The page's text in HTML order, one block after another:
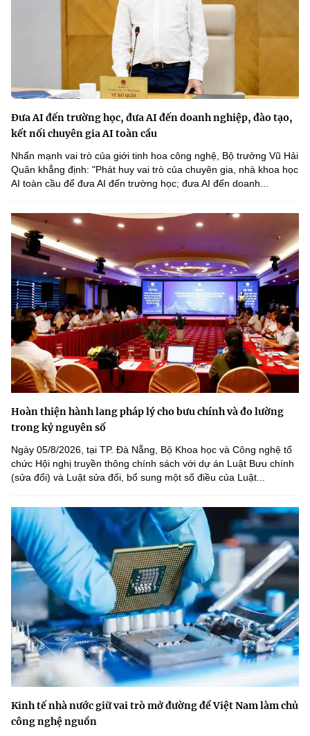
Đưa AI đến trường học, đưa AI đến doanh nghiệp, đào tạo,
kết nối chuyên gia AI toàn cầu
Nhấn mạnh vai trò của giới tinh hoa công nghệ, Bộ trưởng Vũ Hải
Quân khẳng định: "Phát huy vai trò của chuyên gia, nhà khoa học
AI toàn cầu để đưa AI đến trường học; đưa AI đến doanh...
Hoàn thiện hành lang pháp lý cho bưu chính và đo lường
trong kỷ nguyên số
Ngày 05/8/2026, tại TP. Đà Nẵng, Bộ Khoa học và Công nghệ tổ
chức Hội nghị truyền thông chính sách với dự án Luật Bưu chính
(sửa đổi) và Luật sửa đổi, bổ sung một số điều của Luật...
Kinh tế nhà nước giữ vai trò mở đường để Việt Nam làm chủ
công nghệ nguồn